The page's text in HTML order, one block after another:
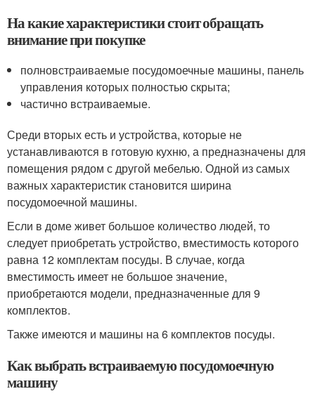
На какие характеристики стоит обращать
внимание при покупке
полновстраиваемые посудомоечные машины, панель
управления которых полностью скрыта;
частично встраиваемые.
Среди вторых есть и устройства, которые не
устанавливаются в готовую кухню, а предназначены для
помещения рядом с другой мебелью. Одной из самых
важных характеристик становится ширина
посудомоечной машины.
Если в доме живет большое количество людей, то
следует приобретать устройство, вместимость которого
равна 12 комплектам посуды. В случае, когда
вместимость имеет не большое значение,
приобретаются модели, предназначенные для 9
комплектов.
Также имеются и машины на 6 комплектов посуды.
Как выбрать встраиваемую посудомоечную
машину